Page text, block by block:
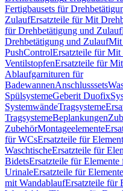
Fertigbausets für
ZulaufErsatzteile für Mit
für Drehbetätigung und Zulauf
Drehbetätigung und ZulaufMit
PushControlErsatzteile für
VentilstopfenErsatzteile für
Ablaufgarnituren für
BadewannenAnschlusssets
SpülsystemeGeberit Duofix
SystemwändeTragsysteme
TragsystemeBeplankungen
ZubehörMontageelemente
für WCsErsatzteile für
WaschtischeErsatzteile für
BidetsErsatzteile für Elemente
UrinaleErsatzteile für
mit WandablaufErsatzteile für